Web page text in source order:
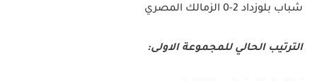
شباب بلوزداد 2-0 الزمالك المصري
الترتيب الحالي للمجموعة الاولى: